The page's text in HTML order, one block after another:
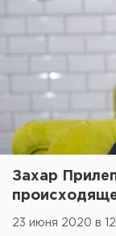
Захар
23 июня 2020 в